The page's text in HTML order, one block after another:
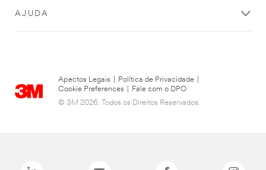
AJUDA
Apectos Legais Política de Privacidade
Cookie Preferences
Fale com o DPO
© 3M 2026. Todos os Direitos Reservados.